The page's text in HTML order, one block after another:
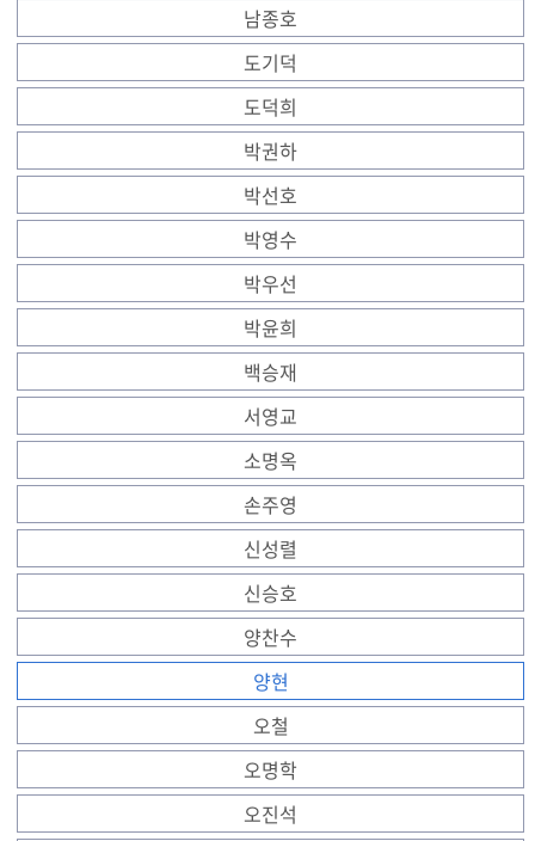
남종호
도기덕
도덕희
박권하
박선호
박영수
박우선
박윤희
백승재
서영교
소명옥
손주영
신성렬
신승호
양찬수
양현
오철
오명학
오진석